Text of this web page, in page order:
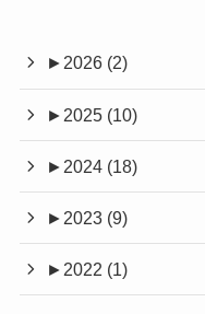
► 2026 (2)
► 2025 (10)
► 2024 (18)
► 2023 (9)
► 2022 (1)